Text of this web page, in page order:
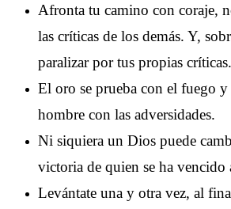
Afronta tu camino con coraje,
las críticas de los demás. Y,
paralizar por tus propias críticas.
El oro se prueba con el fuego
hombre con las adversidades.
Ni siquiera un Dios puede
victoria de quien se ha vencido
Levántate una y otra vez, al